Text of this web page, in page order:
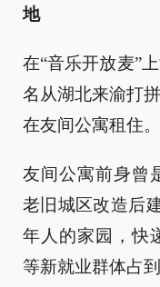
地
在“音乐开放麦”
名从湖北来渝打
在友间公寓租住。
友间公寓前身曾
老旧城区改造后
年人的家园，快
等新就业群体占